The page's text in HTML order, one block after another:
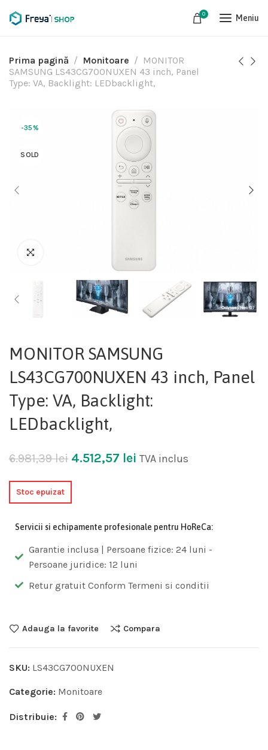
0 Meniu
Prima pagină Monitoare
MONITOR
SAMSUNG LS43CG700NUXEN 43 inch, Panel
Type: VA, Backlight: LEDbacklight,
-35%
SOLD
MONITOR SAMSUNG
LS43CG700NUXEN 43 inch, Panel
Type: VA, Backlight:
LEDbacklight,
6.981,39lei 4.512,57 lei TVA inclus
Stoc epuizat
Servicii si echipamente profesionale pentru HoReCa:
Garantie inclusa | Persoane fizice: 24 luni -
Persoane juridice: 12 luni
Retur gratuit Conform Termeni si conditii
Adauga la favorite Compara
SKU: LS43CG700NUXEN
Categorie: Monitoare
Distribuie: